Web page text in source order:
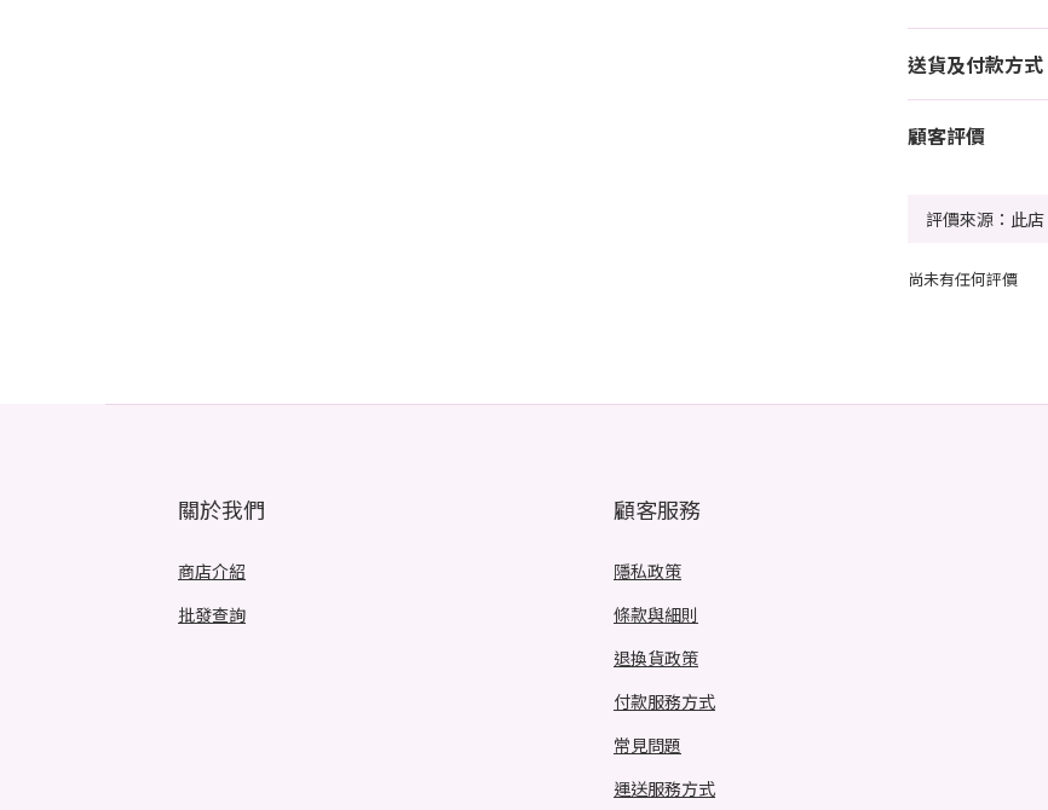
送貨及付款方式
顧客評價
尚未有任何評價
關於我們
商店介紹
批發查詢
顧客服務
隱私政策
條款與細則
退換貨政策
付款服務方式
常見問題
運送服務方式